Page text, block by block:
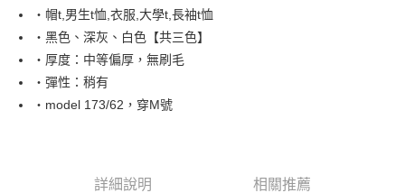
街口支付
悠遊付
Google Pay
AFTEE先享後付是「在收到商品之後才付款」的支付方式。 讓您購物簡單
‧帽t,男生t恤,衣服,大學t,長袖t恤
‧黑色、深灰、白色【共三色】
‧厚度：中等偏厚，無刷毛
‧彈性：稍有
‧model 173/62，穿M號
詳細說明 相關推薦